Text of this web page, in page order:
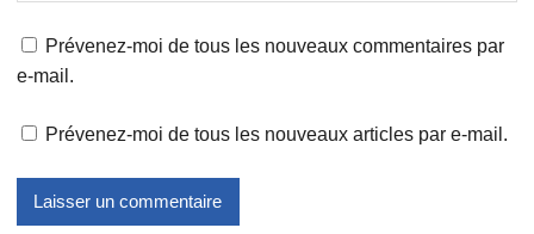
Prévenez-moi de tous les nouveaux commentaires par
e-mail.
Prévenez-moi de tous les nouveaux articles par e-mail.